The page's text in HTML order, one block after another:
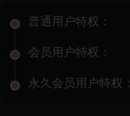
普通用户特权：
会员用户特权：
永久会员用户特权：